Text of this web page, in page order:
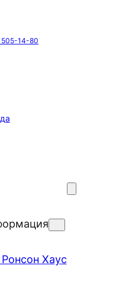
505-14-80
Хаус